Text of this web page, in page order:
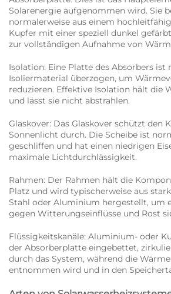
Solarenergie aufgenommen wird. Sie
normalerweise aus einem
Kupfer mit einer speziell dunkel
zur vollständigen Aufnahme von
Isolation: Eine Platte des Absorbers ist
Isoliermaterial überzogen, um
reduzieren. Effektive Isolation hält die
und lässt sie nicht abstrahlen.
Glaskover: Das Glaskover schützt den
Sonnenlicht durch. Die Scheibe ist
geschliffen und hat einen niedrigen
maximale Lichtdurchlässigkeit.
Rahmen: Der Rahmen hält die
Platz und wird typischerweise aus
Stahl oder Aluminium hergestellt, um
gegen Witterungseinflüsse und Rost
Flüssigkeitskanäle: Aluminium- oder
der Absorberplatte eingebettet,
durch das System, während die
entnommen wird und in den